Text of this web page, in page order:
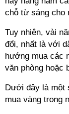
chỗ từ sáng cho
Tuy nhiên, vài
đổi, nhất là với
hướng mua các
văn phòng hoặc
Dưới đây là một
mua vàng trong